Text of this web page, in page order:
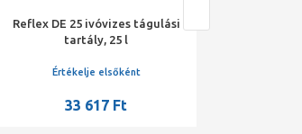
Reflex DE 25 ivóvizes tágulási
tartály, 25 l
Értékelje elsőként
33 617 Ft